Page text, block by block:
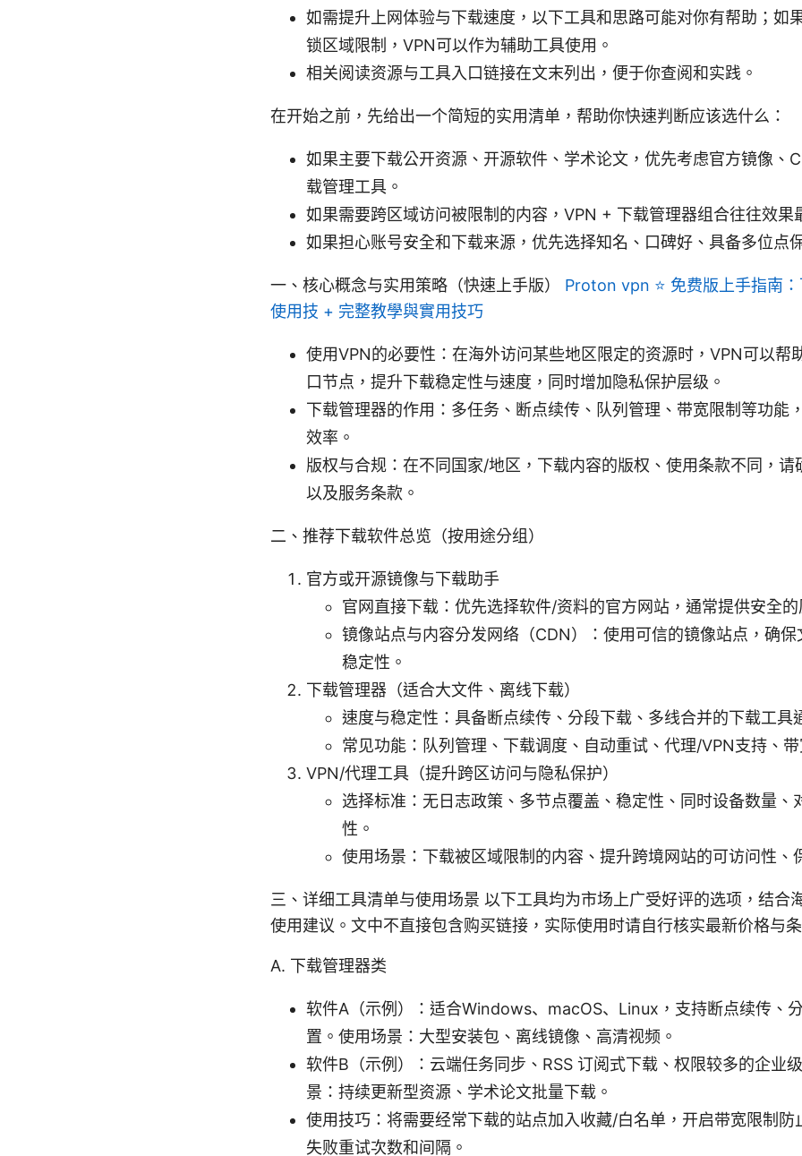
如需提升上网体验与下载速度，以下工具和思路可能对你有帮助；如
锁区域限制，VPN可以作为辅助工具使用。
相关阅读资源与工具入口链接在文末列出，便于你查阅和实践。
在开始之前，先给出一个简短的实用清单，帮助你快速判断应该选什么：
如果主要下载公开资源、开源软件、学术论文，优先考虑官方镜像、
载管理工具。
如果需要跨区域访问被限制的内容，VPN + 下载管理器组合往往效果
如果担心账号安全和下载来源，优先选择知名、口碑好、具备多位点
一、核心概念与实用策略（快速上手版） Proton vpn ⭐ 免费版上手指南
使用技 + 完整教學與實用技巧
使用VPN的必要性：在海外访问某些地区限定的资源时，VPN可以帮
口节点，提升下载稳定性与速度，同时增加隐私保护层级。
下载管理器的作用：多任务、断点续传、队列管理、带宽限制等功能
效率。
版权与合规：在不同国家/地区，下载内容的版权、使用条款不同，请
以及服务条款。
二、推荐下载软件总览（按用途分组）
官方或开源镜像与下载助手
官网直接下载：优先选择软件/资料的官方网站，通常提供安全的
镜像站点与内容分发网络（CDN）：使用可信的镜像站点，确
稳定性。
下载管理器（适合大文件、离线下载）
速度与稳定性：具备断点续传、分段下载、多线合并的下载工具
常见功能：队列管理、下载调度、自动重试、代理/VPN支持、带
VPN/代理工具（提升跨区访问与隐私保护）
选择标准：无日志政策、多节点覆盖、稳定性、同时设备数量、
性。
使用场景：下载被区域限制的内容、提升跨境网站的可访问性、
三、详细工具清单与使用场景 以下工具均为市场上广受好评的选项，结合
使用建议。文中不直接包含购买链接，实际使用时请自行核实最新价格与条
A. 下载管理器类
软件A（示例）：适合Windows、macOS、Linux，支持断点续传、
置。使用场景：大型安装包、离线镜像、高清视频。
软件B（示例）：云端任务同步、RSS 订阅式下载、权限较多的企业
景：持续更新型资源、学术论文批量下载。
使用技巧：将需要经常下载的站点加入收藏/白名单，开启带宽限制防
失败重试次数和间隔。